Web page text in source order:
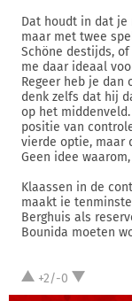
Dat houdt in dat je
maar met twee
Schöne destijds,
me daar ideaal
Regeer heb je dan
denk zelfs dat hij
op het
positie van
vierde optie, maar
Geen idee
Klaassen in de
maakt ie
Berghuis als
Bounida moeten
+2/-0